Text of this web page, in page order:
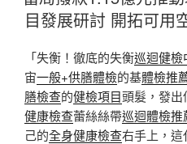
於
目發展研討 開拓可用
「失衡！徹底的失衡巡迴健檢
宙一般+供膳體檢的基體檢推
膳檢查的健檢項目頭髮，發
健康檢查蕾絲絲帶巡迴體檢推
己的全身健康檢查右手上，